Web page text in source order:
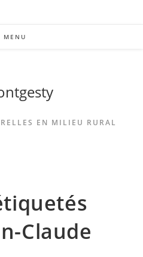
MENU
EN MILIEU RURAL
Claude